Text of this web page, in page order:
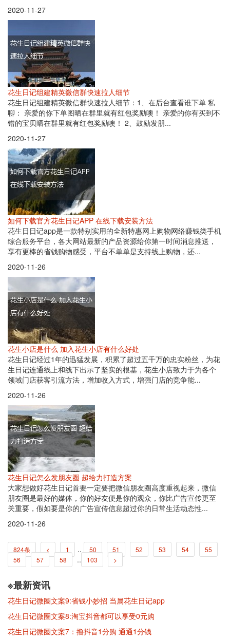
2020-11-27
花生日记组建精英微信群快速拉人细节
花生日记组建精英微信群快速拉人细节：1、在后台查看谁下单 私
聊： 亲爱的你下单图晒在群里就有红包奖励噢！ 亲爱的你有买到不
错的宝贝晒在群里就有红包奖励噢！ 2、鼓励发朋...
2020-11-27
如何下载官方花生日记APP 在线下载安装方法
花生日日记app是一款特别实用的全新特惠网上购物网络赚钱类手机
综合服务平台，各大网站最新的产品资源给你第一时间消息推送，
享有更棒的省钱购物感受，平台不单单是支持线上购物，还...
2020-11-26
花生小店是什么 加入花生小店有什么好处
花生日记经过1年的迅猛发展，积累了超过五千万的忠实粉丝，为花
生日记连通线上和线下出示了坚实的根基，花生小店致力于为各个
领域门店获客引流方法，增加收入方式，增强门店的竞争能...
2020-11-26
花生日记怎么发朋友圈 超给力打造方案
大家想做好花生日记首要一定要把微信朋友圈高度重视起来，微信
朋友圈是最好的媒体，你的好友便是你的观众，你比广告宣传更至
关重要，假如要是你的广告宣传信息超过你的日常生活动态性...
2020-11-26
824条 < 1 .. 50 51 52 53 54
55
56
57 58 .. 103 >
※最新资讯
花生日记微圈文案9:省钱小妙招 当属花生日记app
花生日记微圈文案8:淘宝抖音都可以享受0元购
花生日记微圈文案7：撸抖音1分购 通通1分钱